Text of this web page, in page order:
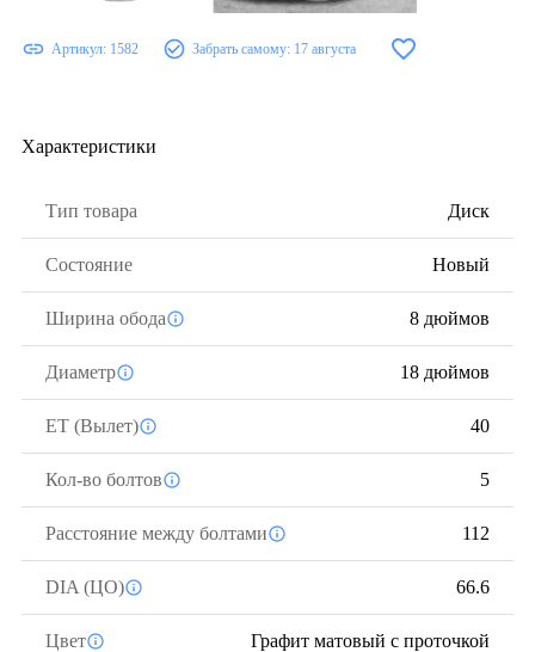
Артикул: 1582 Забрать самому: 17 августа
Характеристики
Тип товара Диск
Состояние Новый
Ширина обода 8 дюймов
Диаметр 18 дюймов
ЕТ (Вылет) 40
Кол-во болтов 5
Расстояние между болтами 112
DIA (ЦО) 66.6
Цвет Графит матовый с проточкой